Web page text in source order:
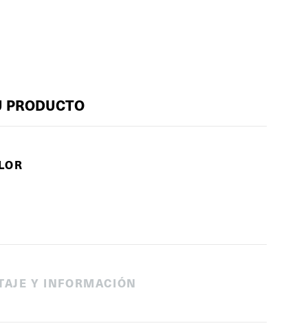
PRODUCTO
Y INFORMACIÓN